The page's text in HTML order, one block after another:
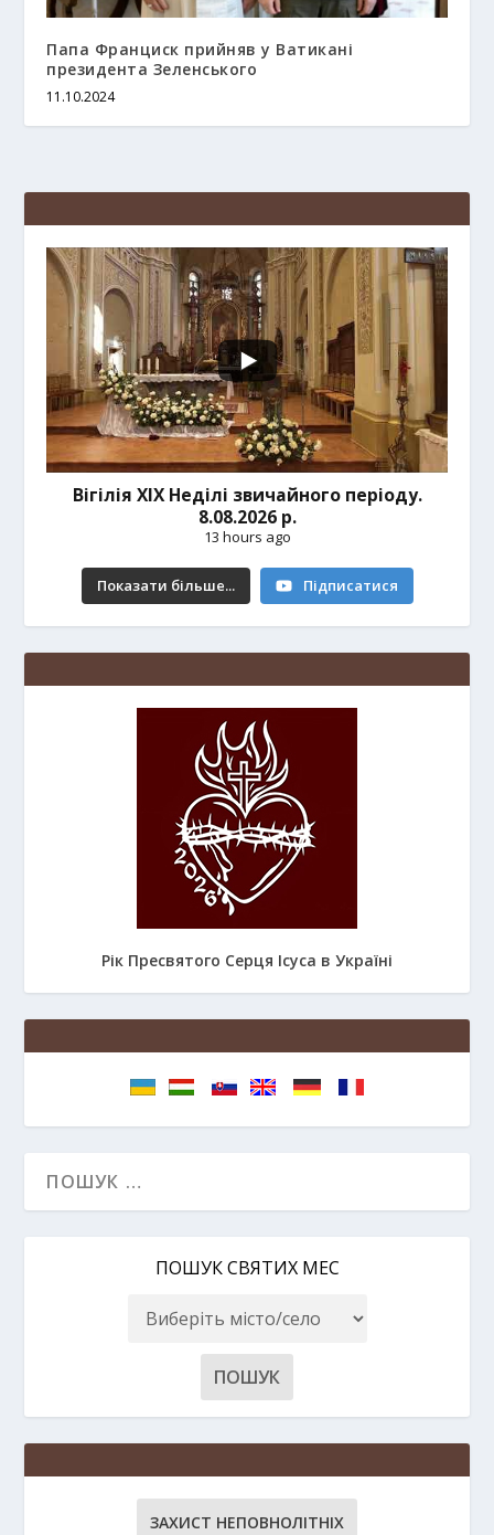
Папа Франциск прийняв у Ватикані
президента Зеленського
11.10.2024
Вігілія ХІХ Неділі звичайного періоду.
8.08.2026 р.
13 hours ago
Показати більше... Підписатися
Рік Пресвятого Серця Ісуса в Україні
ПОШУК СВЯТИХ МЕС
ЗАХИСТ НЕПОВНОЛІТНІХ